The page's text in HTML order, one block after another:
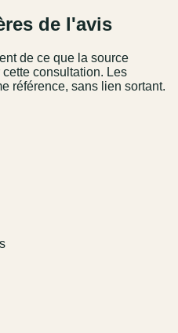
de l'avis
de ce que la source
consultation. Les
référence, sans lien sortant.